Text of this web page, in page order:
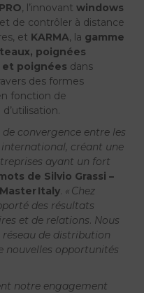
, l’innovant windows
de contrôler à distance
et KARMA, la gamme
poignées
et poignées dans
des formes
fonction de
convergence entre les
créant une
ayant un fort
de Silvio Grassi –
Italy. « Chez
des résultats
et de relations. Nous
réseau de distribution
nouvelles opportunités
notre engagement